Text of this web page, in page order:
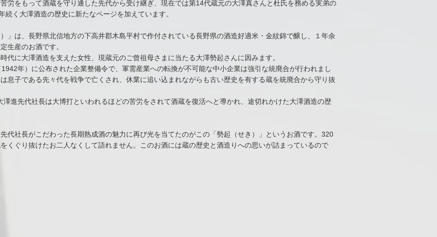
労をもって酒蔵を守り通した先代から受け継ぎ、現在では第14代蔵元の大澤真さんと杜氏を務める実弟の
く大澤酒造の歴史に新たなページを加えています。
」は、長野県北信地方の下高井郡木島平村で作付されている長野県の酒造好適米・金紋錦で醸し、１年余
生産のお酒です。
代に大澤酒造を支えた女性、現蔵元のご曾祖母さまに当たる大澤勢起さんに因みます。
年）に公布された企業整備令で、軍需産業への転換が不可能な中小企業は強引な統廃合が行われまし
息子である先々代を戦争で亡くされ、休業に追い込まれながらも古い歴史を有する蔵を統廃合から守り抜
進先代社長は大博打といわれるほどの苦労をされて酒蔵を復活へと導かれ、途切れかけた大澤酒造の歴
代社長がこだわった長期熟成酒の魅力に再び光を当てたのがこの「勢起（せき）」というお酒です。320
くぐり抜けたお二人なくして語れません。このお酒には蔵の歴史と酒造りへの思いが詰まっているので